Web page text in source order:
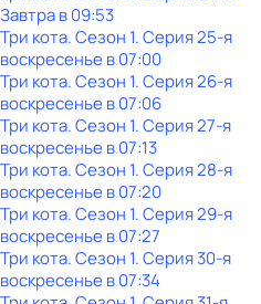
Завтра в 09:53
Три кота. Сезон 1. Серия 25-я
воскресенье в07:00
Три кота. Сезон 1. Серия 26-я
воскресенье в07:06
Три кота. Сезон 1. Серия 27-я
воскресенье в07:13
Три кота. Сезон 1. Серия 28-я
воскресенье в07:20
Три кота. Сезон 1. Серия 29-я
воскресенье в07:27
Три кота. Сезон 1. Серия 30-я
воскресенье в07:34